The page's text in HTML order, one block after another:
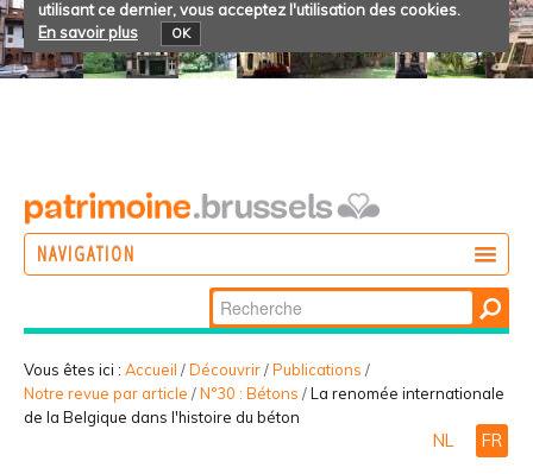
utilisant ce dernier, vous acceptez l'utilisation des cookies.
En savoir plus
OK
NAVIGATION
PARTICIPER
Chercher par
Recherche
avancée…
Vous êtes ici : Accueil /Découvrir/Publications /
Notre revue par article /N°30 : Bétons /La renomée internationale
de la Belgique dans l'histoire du béton
NL FR